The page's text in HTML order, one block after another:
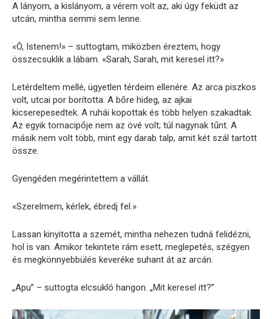
A lányom, a kislányom, a vérem volt az, aki úgy feküdt az
utcán, mintha semmi sem lenne.
«Ó, Istenem!» – suttogtam, miközben éreztem, hogy
összecsuklik a lábam. «Sarah, Sarah, mit keresel itt?»
Letérdeltem mellé, ügyetlen térdeim ellenére. Az arca piszkos
volt, utcai por borította. A bőre hideg, az ajkai
kicserepesedtek. A ruhái kopottak és több helyen szakadtak.
Az egyik tornacipője nem az övé volt; túl nagynak tűnt. A
másik nem volt több, mint egy darab talp, amit két szál tartott
össze.
Gyengéden megérintettem a vállát.
«Szerelmem, kérlek, ébredj fel.»
Lassan kinyitotta a szemét, mintha nehezen tudná felidézni,
hol is van. Amikor tekintete rám esett, meglepetés, szégyen
és megkönnyebbülés keveréke suhant át az arcán.
„Apu” – suttogta elcsukló hangon. „Mit keresel itt?”